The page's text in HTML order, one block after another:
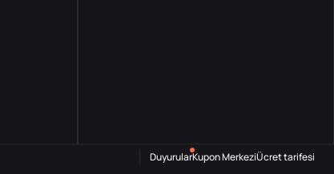
DuyurularKupon MerkeziÜcret tarifesi